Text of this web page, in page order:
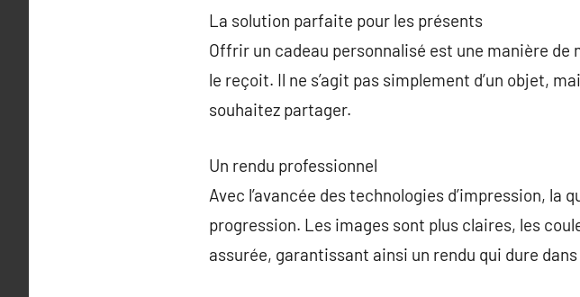
La solution parfaite pour les présents
Offrir un cadeau personnalisé est une manière
le reçoit. Il ne s’agit pas simplement d’un objet,
souhaitez partager.
Un rendu professionnel
Avec l’avancée des technologies d’impression,
progression. Les images sont plus claires, les
assurée, garantissant ainsi un rendu qui dure